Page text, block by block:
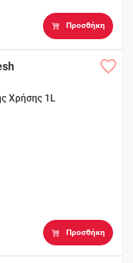
Προσθήκη
Χρήσης 1L
Προσθήκη